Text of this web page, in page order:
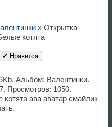
» Открытка-
котята
✔ Нравится
Альбом: Валентинки.
Просмотров: 1050.
ава аватар смайлик